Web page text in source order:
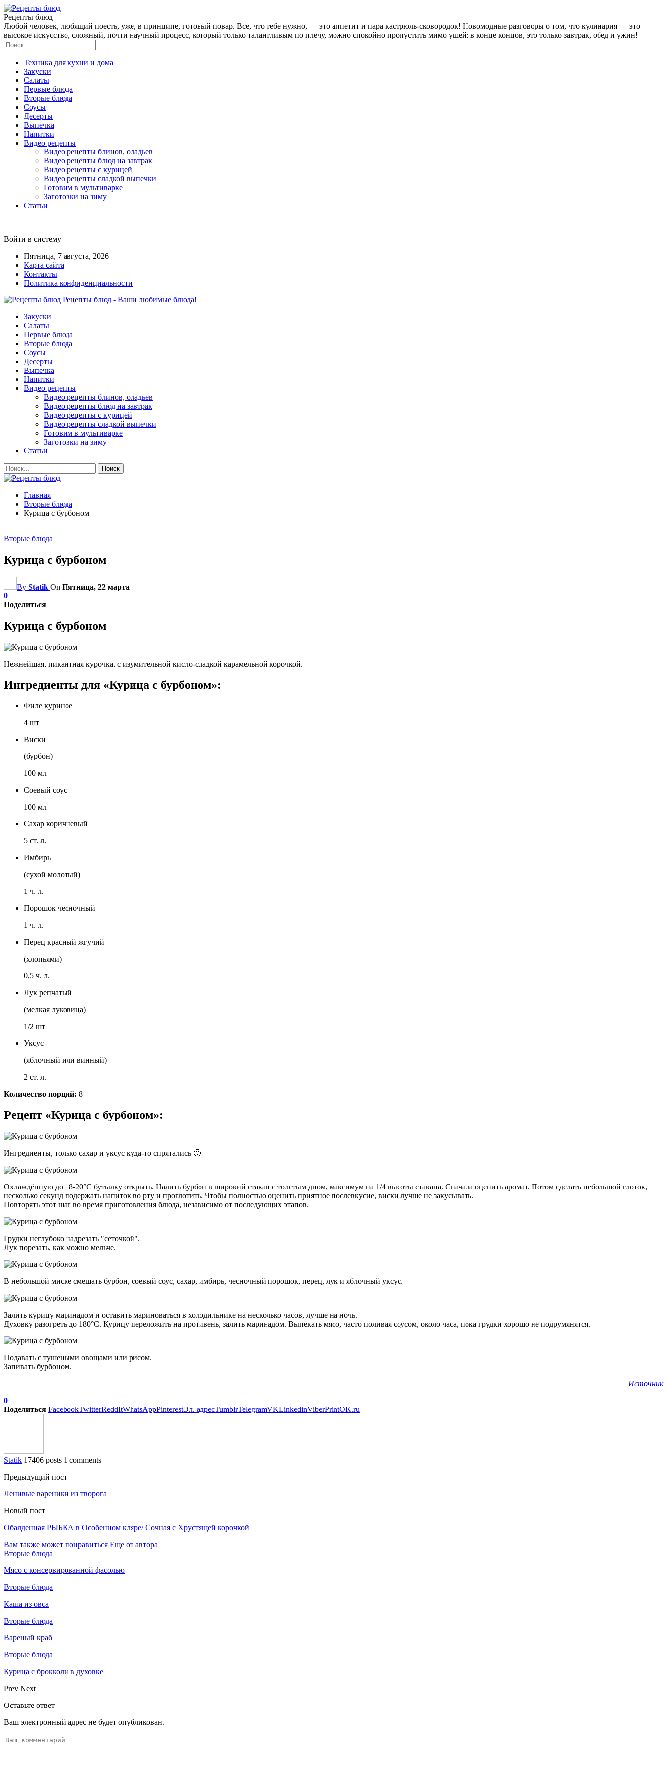
Рецепты блюд
Любой человек, любящий поесть, уже, в принципе, готовый повар. Все, что тебе нужно, — это аппетит и пара кастрюль-сковородок! Новомодные разговоры о том, что кулинария — это
высокое искусство, сложный, почти научный процесс, который только талантливым по плечу, можно спокойно пропустить мимо ушей: в конце концов, это только завтрак, обед и ужин!
Техника для кухни и дома
Закуски
Салаты
Первые блюда
Вторые блюда
Соусы
Десерты
Выпечка
Напитки
Видео рецепты
Видео рецепты блинов, оладьев
Видео рецепты блюд на завтрак
Видео рецепты с курицей
Видео рецепты сладкой выпечки
Готовим в мультиварке
Заготовки на зиму
Статьи
Войти в систему
Пятница, 7 августа, 2026
Карта сайта
Контакты
Политика конфиденциальности
Рецепты блюд - Ваши любимые блюда!
Закуски
Салаты
Первые блюда
Вторые блюда
Соусы
Десерты
Выпечка
Напитки
Видео рецепты
Видео рецепты блинов, оладьев
Видео рецепты блюд на завтрак
Видео рецепты с курицей
Видео рецепты сладкой выпечки
Готовим в мультиварке
Заготовки на зиму
Статьи
Главная
Вторые блюда
Курица с бурбоном
Вторые блюда
Курица с бурбоном
By Statik On Пятница, 22 марта
0
Поделиться
Курица с бурбоном
Нежнейшая, пикантная курочка, с изумительной кисло-сладкой карамельной корочкой.
Ингредиенты для «Курица с бурбоном»:
Филе куриное
4 шт
Виски
(бурбон)
100 мл
Соевый соус
100 мл
Сахар коричневый
5 ст. л.
Имбирь
(сухой молотый)
1 ч. л.
Порошок чесночный
1 ч. л.
Перец красный жгучий
(хлопьями)
0,5 ч. л.
Лук репчатый
(мелкая луковица)
1/2 шт
Уксус
(яблочный или винный)
2 ст. л.
Количество порций: 8
Рецепт «Курица с бурбоном»:
Ингредиенты, только сахар и уксус куда-то спрятались 🙂
Охлаждённую до 18-20°C бутылку открыть. Налить бурбон в широкий стакан с толстым дном, максимум на 1/4 высоты стакана. Сначала оценить аромат. Потом сделать небольшой глоток,
несколько секунд подержать напиток во рту и проглотить. Чтобы полностью оценить приятное послевкусие, виски лучше не закусывать.
Повторять этот шаг во время приготовления блюда, независимо от последующих этапов.
Грудки неглубоко надрезать "сеточкой".
Лук порезать, как можно мельче.
В небольшой миске смешать бурбон, соевый соус, сахар, имбирь, чесночный порошок, перец, лук и яблочный уксус.
Залить курицу маринадом и оставить мариноваться в холодильнике на несколько часов, лучше на ночь.
Духовку разогреть до 180°C. Курицу переложить на противень, залить маринадом. Выпекать мясо, часто поливая соусом, около часа, пока грудки хорошо не подрумянятся.
Подавать с тушеными овощами или рисом.
Запивать бурбоном.
Источник
0
Поделиться FacebookTwitterReddItWhatsAppPinterestЭл. адресTumblrTelegramVKLinkedinViberPrintOK.ru
Statik 17406 posts 1 comments
Предыдущий пост
Ленивые вареники из творога
Новый пост
Обалденная РЫБКА в Особенном кляре/ Сочная с Хрустящей корочкой
Вам также может понравиться Еще от автора
Вторые блюда
Мясо с консервированной фасолью
Вторые блюда
Каша из овса
Вторые блюда
Вареный краб
Вторые блюда
Курица с брокколи в духовке
Prev Next
Оставьте ответ
Ваш электронный адрес не будет опубликован.